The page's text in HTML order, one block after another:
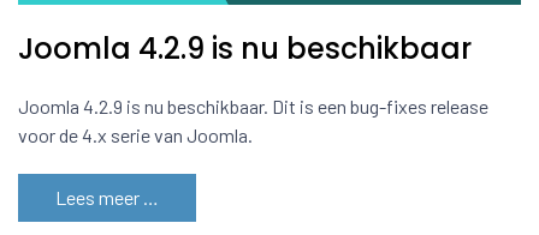
Joomla 4.2.9 is nu beschikbaar
Joomla 4.2.9 is nu beschikbaar. Dit is een bug-fixes release
voor de 4.x serie van Joomla.
Lees meer …